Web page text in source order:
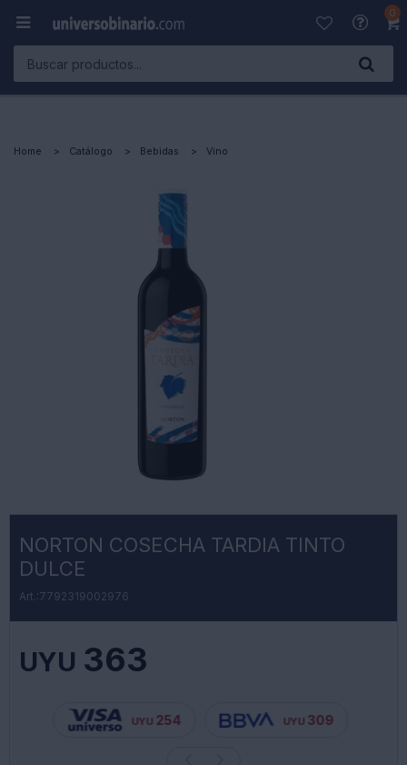
0

Home Catálogo Bebidas Vino
NORTON COSECHA TARDIA TINTO
DULCE
7792319002976
UYU 363
UYU 254 UYU 309